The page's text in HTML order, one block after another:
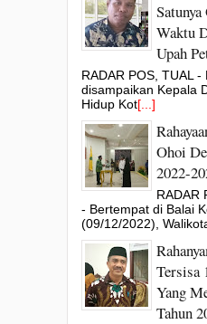
Waktu
Upah
RADAR POS, TUAL
disampaikan Kepala
Hidup Kot[...]
Ohoi
2022-
RADAR
- Bertempat di Balai
(09/12/2022),
Tersisa
Yang
Tahun